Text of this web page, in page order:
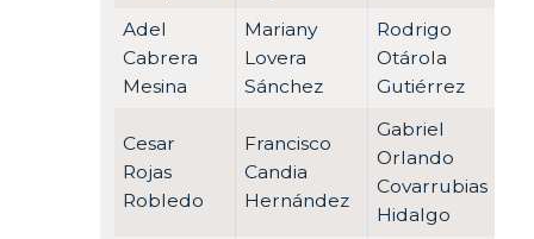
Adel
Cabrera
Mesina
Mariany
Lovera
Sánchez
Rodrigo
Otárola
Gutiérrez
Cesar
Rojas
Robledo
Francisco
Candia
Hernández
Gabriel
Orlando
Covarrubias
Hidalgo